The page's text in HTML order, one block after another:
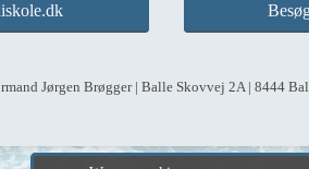
Jørgen Brøgger | Balle Skovvej 2A | 8444